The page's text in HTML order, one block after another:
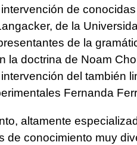
de
de la
de la
la doctrina de Noam
del también
Fernanda
altamente
de conocimiento muy